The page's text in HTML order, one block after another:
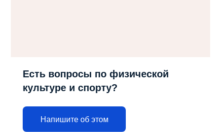
Есть вопросы по физической
культуре и спорту?
Напишите об этом